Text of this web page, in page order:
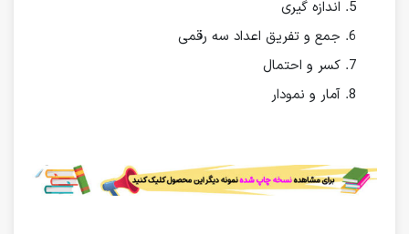
اندازه گیری
جمع و تفریق اعداد سه رقمی
کسر و احتمال
آمار و نمودار